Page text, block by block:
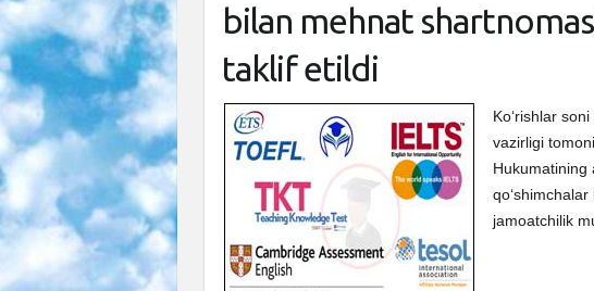
bilan mehnat
taklif etildi
Ko‘rishlar
vazirligi
Hukumatining
qoʻshimchalar
jamoatchilik